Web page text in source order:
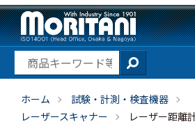
ホーム
試験・計測・検査機器
レーザースキャナー
レーザー距離